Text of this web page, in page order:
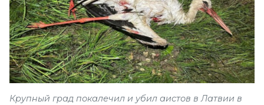
Крупный град покалечил и убил аистов в Латвии в